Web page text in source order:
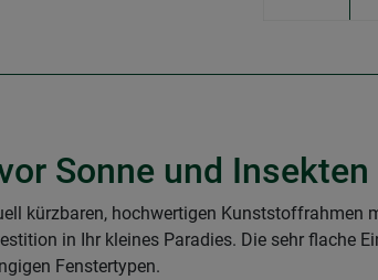
Sonne und Insekten
kürzbaren, hochwertigen Kunststoffrahmen
in Ihr kleines Paradies. Die sehr flache
Fenstertypen.